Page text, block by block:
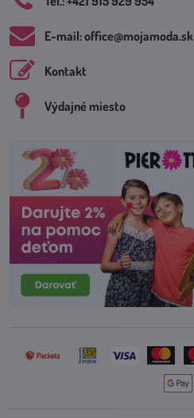
E-mail: office​@mojamoda​.sk
Kontakt
Výdajné miesto